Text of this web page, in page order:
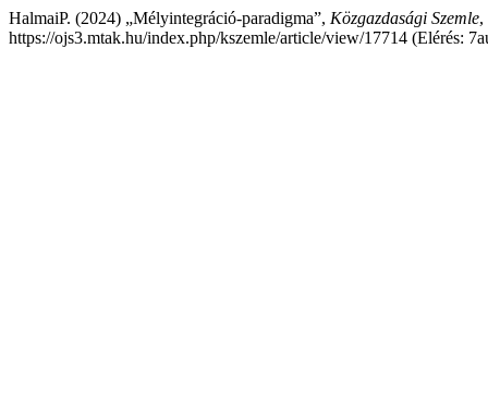
HalmaiP. (2024) „Mélyintegráció-paradigma”, Közgazdasági Szemle,
https://ojs3.mtak.hu/index.php/kszemle/article/view/17714 (Elérés: